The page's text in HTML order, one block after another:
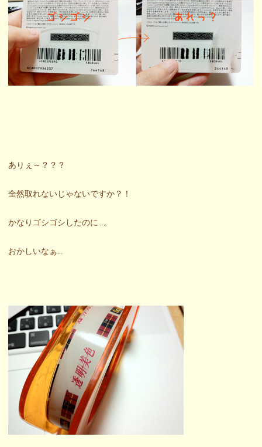
ありぇ～？？？
全然取れないじゃないですか？！
かなりゴシゴシしたのに…。
おかしいなぁ…